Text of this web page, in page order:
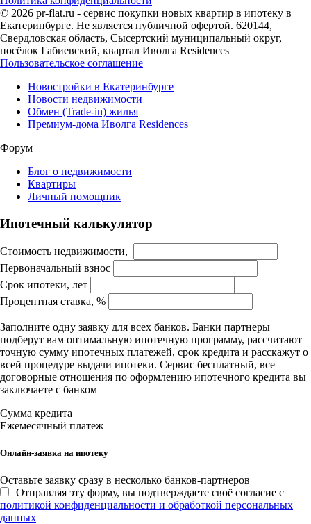
© 2026 pr-flat.ru - сервис покупки новых квартир в ипотеку в
Екатеринбурге. Не является публичной офертой. 620144,
Свердловская область, Сысертский муниципальный округ,
посёлок Габиевский, квартал Иволга Residences
Пользовательское соглашение
Новостройки в Екатеринбурге
Новости недвижимости
Обмен (Trade-in) жилья
Премиум-дома Иволга Residences
Форум
Блог о недвижимости
Квартиры
Личный помощник
Ипотечный калькулятор
Стоимость недвижимости,
Первоначальный взнос
Срок ипотеки, лет
Процентная ставка, %
Заполните одну заявку для всех банков. Банки партнеры
подберут вам оптимальную ипотечную программу, рассчитают
точную сумму ипотечных платежей, срок кредита и расскажут о
всей процедуре выдачи ипотеки. Сервис бесплатный, все
договорные отношения по оформлению ипотечного кредита вы
заключаете с банком
Сумма кредита
Ежемесячный платеж
Онлайн-заявка на ипотеку
Оставьте заявку сразу в несколько банков-партнеров
Отправляя эту форму, вы подтверждаете своё согласие с
политикой конфиденциальности и обработкой персональных
данных